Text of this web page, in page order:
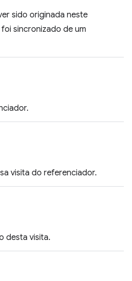
sido originada neste
sincronizado de um
visita do referenciador.
desta visita.